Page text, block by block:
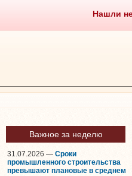
Нашли
Важное за неделю
31.07.2026 — Сроки
промышленного строительства
превышают плановые в среднем